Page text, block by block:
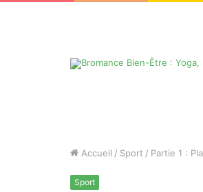
Accueil / Sport / Partie 1 :
Sport